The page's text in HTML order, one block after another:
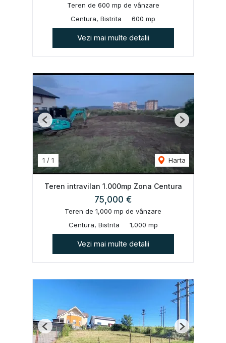
Teren de 600 mp de vânzare
Centura, Bistrita
600 mp
Vezi mai multe detalii
1 / 1 Harta
Previous Next
Teren intravilan 1.000mp Zona Centura
75,000 €
Teren de 1,000 mp de vânzare
Centura, Bistrita
1,000 mp
Vezi mai multe detalii
Previous Next